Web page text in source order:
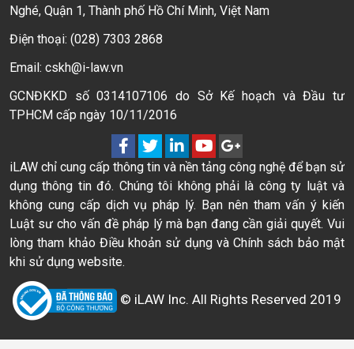
Nghé, Quận 1, Thành phố Hồ Chí Minh, Việt Nam
Điện thoại: (028) 7303 2868
Email: cskh@i-law.vn
GCNĐKKD số 0314107106 do Sở Kế hoạch và Đầu tư
TPHCM cấp ngày 10/11/2016
iLAW chỉ cung cấp thông tin và nền tảng công nghệ để bạn sử
dụng thông tin đó. Chúng tôi không phải là công ty luật và
không cung cấp dịch vụ pháp lý. Bạn nên tham vấn ý kiến
Luật sư cho vấn đề pháp lý mà bạn đang cần giải quyết. Vui
lòng tham khảo Điều khoản sử dụng và Chính sách bảo mật
khi sử dụng website.
© iLAW Inc. All Rights Reserved 2019